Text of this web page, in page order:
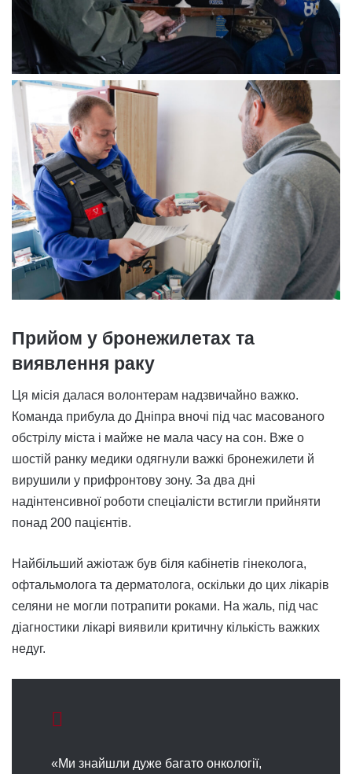
Прийом у бронежилетах та
виявлення раку
Ця місія далася волонтерам надзвичайно важко.
Команда прибула до Дніпра вночі під час масованого
обстрілу міста і майже не мала часу на сон. Вже о
шостій ранку медики одягнули важкі бронежилети й
вирушили у прифронтову зону. За два дні
надінтенсивної роботи спеціалісти встигли прийняти
понад 200 пацієнтів.
Найбільший ажіотаж був біля кабінетів гінеколога,
офтальмолога та дерматолога, оскільки до цих лікарів
селяни не могли потрапити роками. На жаль, під час
діагностики лікарі виявили критичну кількість важких
недуг.
«Ми знайшли дуже багато онкології,